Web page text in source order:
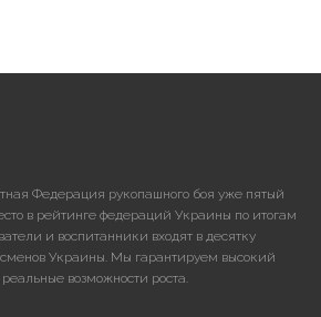
Федерация рукопашного боя уже пятый
в рейтинге федераций Украины по итогам
и воспитанники входят в десятку
Украины. Мы гарантируем высокий
возможности роста.